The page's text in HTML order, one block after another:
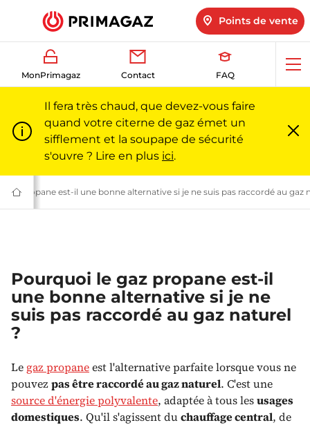
Points de vente
MonPrimagaz Contact FAQ
Il fera très chaud, que devez-vous faire
quand votre citerne de gaz émet un
sifflement et la soupape de sécurité
s'ouvre ? Lire en plus ici.
Du
gaz
Primagaz
questions les plus fréquentes | Primagaz
: questions techniques | Primagaz
gaz propane est-il une bonne alternative si je ne suis pas raccordé au gaz
Pourquoi le gaz propane est-il
une bonne alternative si je ne
suis pas raccordé au gaz naturel
?
Le gaz propaneest l'alternative parfaite lorsque vous ne
pouvezpas être raccordé au gaz naturel. C'est une
source d'énergie polyvalente, adaptée à tous lesusages
domestiques. Qu'il s'agissent duchauffage central, de